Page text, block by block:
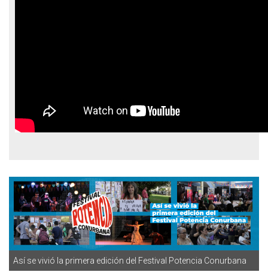
Así se vivió la primera edición del Festival Potencia Conurbana